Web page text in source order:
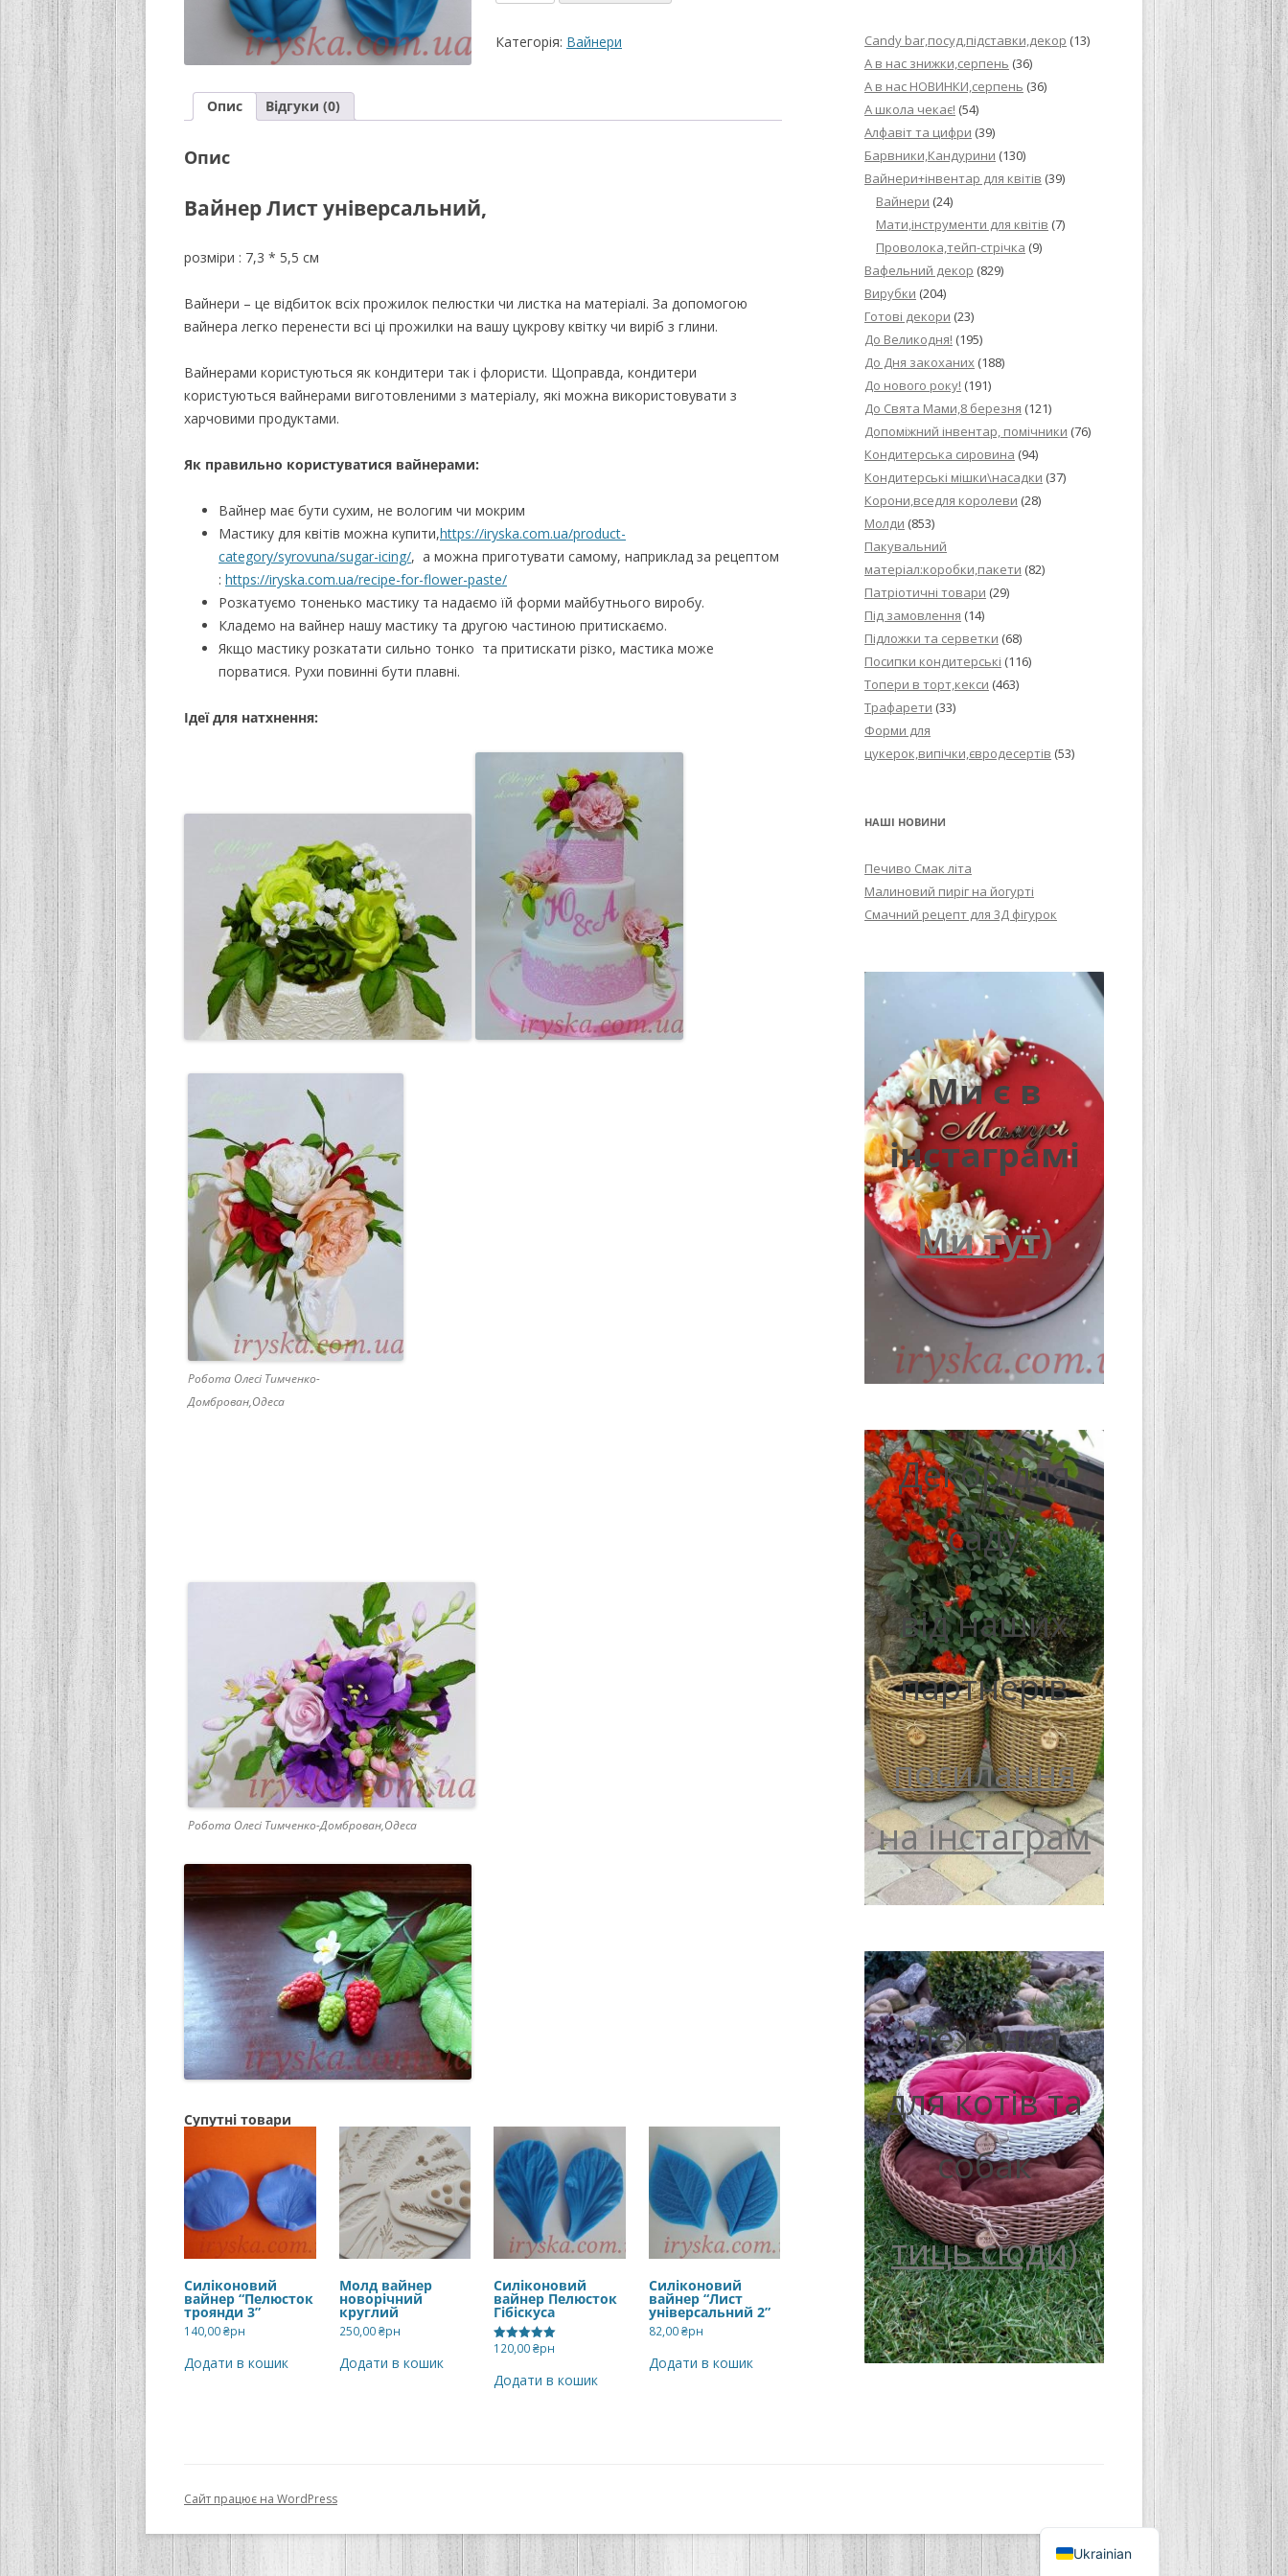
ТОРТУ,РЕЦЕПТ ПРИГОТУВАННЯ
РЕЦЕПТ МАСТИКИ ДЛЯ
ПОКРИТТЯ ТОРТІВ НА ОСНОВІ
РЕЦЕПТ ЛИМОННОГО ПИРОГА З
МИГДАЛЬНЕ ПЕЧИВКО
“ЗГУЩЕНОГО МОЛОКА БАГАТО
НЕ БУВАЄ АБО УЛЮБЛЕНИЙ
ДЕСЕРТ АРГЕНТИНЦІВ”
Лист
кількість
Категорія: Вайнери
Опис Відгуки (0)
Опис
Вайнер Лист універсальний,
розміри : 7,3 * 5,5 см
Вайнери – це відбиток всіх прожилок пелюстки чи листка на матеріалі. За допомогою
вайнера легко перенести всі ці прожилки на вашу цукрову квітку чи виріб з глини.
Вайнерами користуються як кондитери так і флористи. Щоправда, кондитери
користуються вайнерами виготовленими з матеріалу, які можна використовувати з
харчовими продуктами.
Як правильно користуватися вайнерами:
Вайнер має бути сухим, не вологим чи мокрим
Мастику для квітів можна купити,https://iryska.com.ua/product-
category/syrovuna/sugar-icing/, а можна приготувати самому, наприклад за рецептом
: https://iryska.com.ua/recipe-for-flower-paste/
Розкатуємо тоненько мастику та надаємо їй форми майбутнього виробу.
Кладемо на вайнер нашу мастику та другою частиною притискаємо.
Якщо мастику розкатати сильно тонко та притискати різко, мастика може
порватися. Рухи повинні бути плавні.
Ідеї для натхнення:
Робота Олесі Тимченко-
Домброван,Одеса
Робота Олесі Тимченко-Домброван,Одеса
Супутні товари
Силіконовий
вайнер “Пелюсток
троянди 3”
140,00₴рн
Додати в кошик
Молд вайнер
новорічний
круглий
250,00₴рн
Додати в кошик
Силіконовий
вайнер Пелюсток
Гібіскуса
Оцінено в
120,00₴рн
Додати в кошик
Силіконовий
вайнер “Лист
універсальний 2”
82,00₴рн
Додати в кошик
Candy bar,посуд,підставки,декор (13)
А в нас знижки,серпень (36)
А в нас НОВИНКИ,серпень (36)
А школа чекає! (54)
Алфавіт та цифри (39)
Барвники,Кандурини (130)
Вайнери+інвентар для квітів (39)
Вайнери (24)
Мати,інструменти для квітів (7)
Проволока,тейп-стрічка (9)
Вафельний декор (829)
Вирубки (204)
Готові декори (23)
До Великодня! (195)
До Дня закоханих (188)
До нового року! (191)
До Свята Мами,8 березня (121)
Допоміжний інвентар, помічники (76)
Кондитерська сировина (94)
Кондитерські мішки\насадки (37)
Корони,вседля королеви (28)
Молди (853)
Пакувальний
матеріал:коробки,пакети (82)
Патріотичні товари (29)
Під замовлення (14)
Підложки та серветки (68)
Посипки кондитерські (116)
Топери в торт,кекси (463)
Трафарети (33)
Форми для
цукерок,випічки,євродесертів (53)
НАШІ НОВИНИ
Печиво Смак літа
Малиновий пиріг на йогурті
Смачний рецепт для 3Д фігурок
Ми є в
інстаграмі
Ми тут)
Декор для
саду
від наших
партнерів
посилання
на інстаграм
Лежанка
для котів та
собак
тиць сюди)
Сайт працює на WordPress
Ukrainian